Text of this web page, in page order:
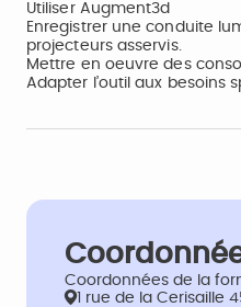
Utiliser Augment3d
Enregistrer une conduite
projecteurs asservis.
Mettre en oeuvre des
Adapter l’outil aux besoins
Coordonnées de la
1 rue de la Cerisaille